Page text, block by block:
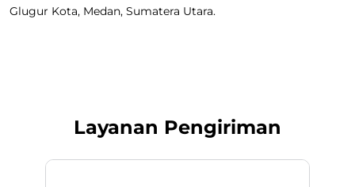
Glugur Kota, Medan, Sumatera Utara.
Layanan Pengiriman